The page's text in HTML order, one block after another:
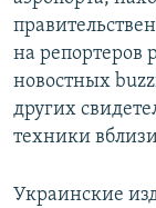
на репортеров
новостных
других
техники
Украинские